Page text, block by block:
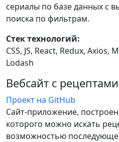
сериалы по базе данных с
поиска по фильтрам.
Стек технологий:
CSS, JS, React, Redux, Axios,
Lodash
Вебсайт с рецептами
Проект на GitHub
Сайт-приложение,
которого можно искать
возможностью